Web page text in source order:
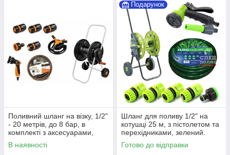
Поливний шланг на візку, 1/2"
- 20 метрів, до 8 бар, в
комплекті з аксесуарами,
Bradas (Польща)
В наявності
Подарунок
Шланг для поливу 1/2" на
котушці 25 м, з пістолетом та
перехідниками, зелений.
Тиск до 6 бар (комплект)
Готово до відправки